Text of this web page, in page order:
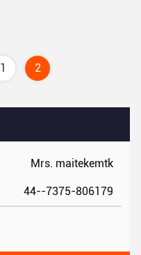
Mrs. maitekemtk
44--7375-806179
1 2